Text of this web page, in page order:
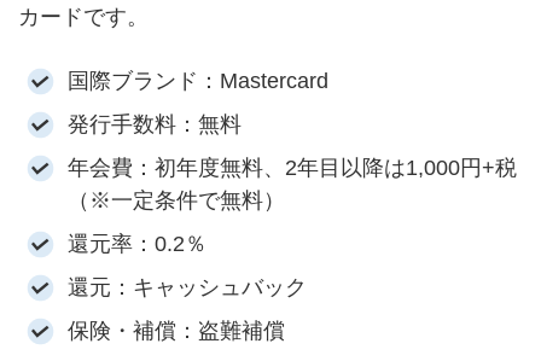
カードです。
国際ブランド：Mastercard
発行手数料：無料
年会費：初年度無料、2年目以降は1,000円+税
（※一定条件で無料）
還元率：0.2％
還元：キャッシュバック
保険・補償：盗難補償